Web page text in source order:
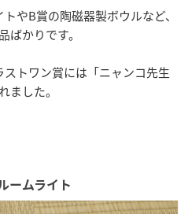
やB賞の陶磁器製ボウルなど、
ばかりです。
トワン賞には「ニャンコ先生
ました。
ームライト